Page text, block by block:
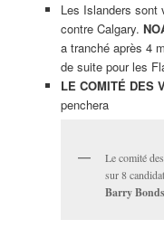
Les Islanders sont
contre Calgary.
a tranché après 4
de suite pour les
LE COMITÉ DES
penchera
Le comité
sur 8
Barry